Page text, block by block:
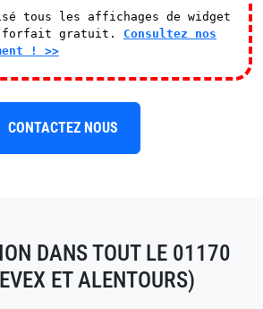
tous les affichages de widget
forfait gratuit. Consultez nos
! >>
CONTACTEZ NOUS
DANS TOUT LE 01170
ET ALENTOURS)